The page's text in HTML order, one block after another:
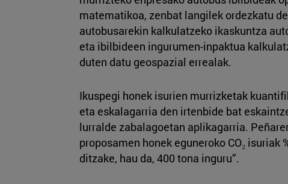
matematikoa, zenbat langilek ordezkatu
autobusarekin kalkulatzeko ikaskuntza
eta ibilbideen ingurumen-inpaktua
duten datu geospazial errealak.
Ikuspegi honek isurien murrizketak
eta eskalagarria den irtenbide bat
lurralde zabalagoetan aplikagarria.
proposamen honek eguneroko CO₂ isuriak
ditzake, hau da, 400 tona inguru”.